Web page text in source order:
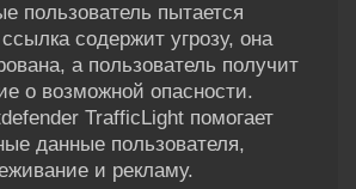
пользователь пытается
содержит угрозу, она
а пользователь получит
о возможной опасности.
TrafficLight помогает
данные пользователя,
и рекламу.